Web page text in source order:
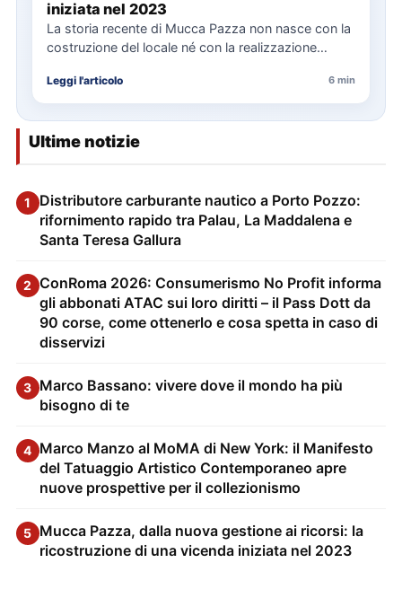
iniziata nel 2023
La storia recente di Mucca Pazza non nasce con la
costruzione del locale né con la realizzazione
Leggi l'articolo 6 min
Ultime notizie
1
Distributore carburante nautico a Porto Pozzo:
rifornimento rapido tra Palau, La Maddalena e
Santa Teresa Gallura
2 ConRoma 2026: Consumerismo No Profit informa
gli abbonati ATAC sui loro diritti – il Pass Dott da
90 corse, come ottenerlo e cosa spetta in caso di
disservizi
3 Marco Bassano: vivere dove il mondo ha più
bisogno di te
4 Marco Manzo al MoMA di New York: il Manifesto
del Tatuaggio Artistico Contemporaneo apre
nuove prospettive per il collezionismo
5 Mucca Pazza, dalla nuova gestione ai ricorsi: la
ricostruzione di una vicenda iniziata nel 2023